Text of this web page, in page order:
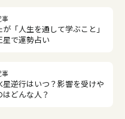
事
が「人生を通して学ぶこと」
星で運勢占い
事
星逆行はいつ？影響を受けや
はどんな人？